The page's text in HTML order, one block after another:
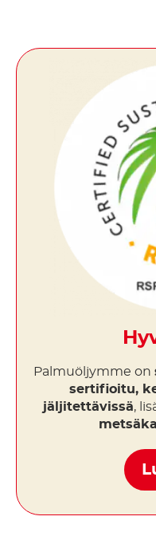
Palmuöljymme on
sertifioitu,
jäljitettävissä,